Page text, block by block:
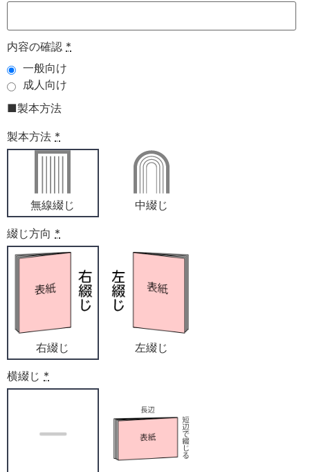
内容の確認 *
一般向け
成人向け
■製本方法
製本方法 *
無線綴じ 中綴じ
綴じ方向 *
右綴じ 左綴じ
横綴じ *